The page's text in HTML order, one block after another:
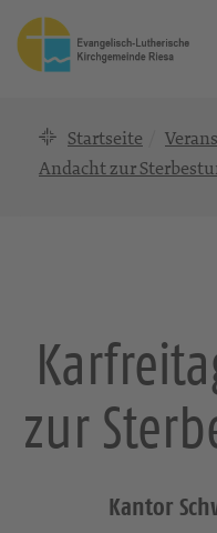
Startseite
Andacht zur
zur
Kantor